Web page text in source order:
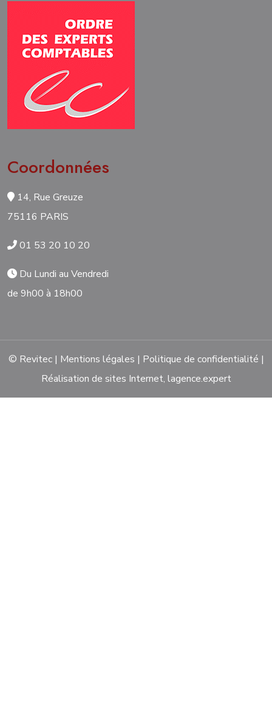
Coordonnées
14, Rue Greuze
75116 PARIS
01 53 20 10 20
Du Lundi au Vendredi
de 9h00 à 18h00
© Revitec | Mentions légales | Politique de confidentialité |
Réalisation de sites Internet, lagence.expert